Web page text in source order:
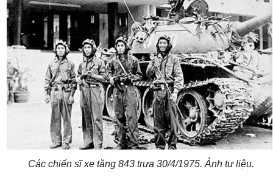
Các chiến sĩ xe tăng 843 trưa 30/4/1975. Ảnh tư liệu.